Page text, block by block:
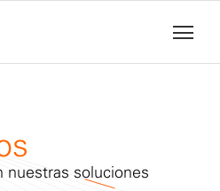
nuestras soluciones